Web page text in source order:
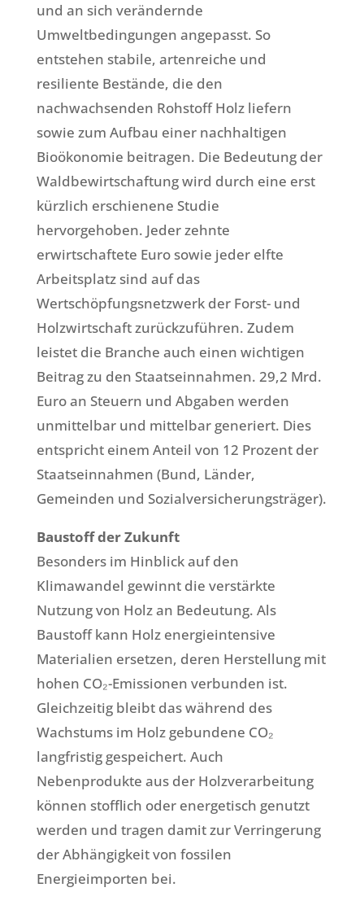
und an sich verändernde
Umweltbedingungen angepasst. So
entstehen stabile, artenreiche und
resiliente Bestände, die den
nachwachsenden Rohstoff Holz liefern
sowie zum Aufbau einer nachhaltigen
Bioökonomie beitragen. Die Bedeutung der
Waldbewirtschaftung wird durch eine erst
kürzlich erschienene Studie
hervorgehoben. Jeder zehnte
erwirtschaftete Euro sowie jeder elfte
Arbeitsplatz sind auf das
Wertschöpfungsnetzwerk der Forst- und
Holzwirtschaft zurückzuführen. Zudem
leistet die Branche auch einen wichtigen
Beitrag zu den Staatseinnahmen. 29,2 Mrd.
Euro an Steuern und Abgaben werden
unmittelbar und mittelbar generiert. Dies
entspricht einem Anteil von 12 Prozent der
Staatseinnahmen (Bund, Länder,
Gemeinden und Sozialversicherungsträger).
Baustoff der Zukunft
Besonders im Hinblick auf den
Klimawandel gewinnt die verstärkte
Nutzung von Holz an Bedeutung. Als
Baustoff kann Holz energieintensive
Materialien ersetzen, deren Herstellung mit
hohen CO₂-Emissionen verbunden ist.
Gleichzeitig bleibt das während des
Wachstums im Holz gebundene CO₂
langfristig gespeichert. Auch
Nebenprodukte aus der Holzverarbeitung
können stofflich oder energetisch genutzt
werden und tragen damit zur Verringerung
der Abhängigkeit von fossilen
Energieimporten bei.